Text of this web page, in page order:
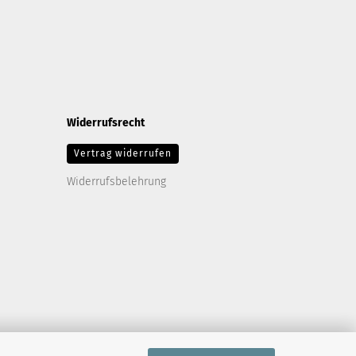
Widerrufsrecht
Vertrag widerrufen
Widerrufsbelehrung